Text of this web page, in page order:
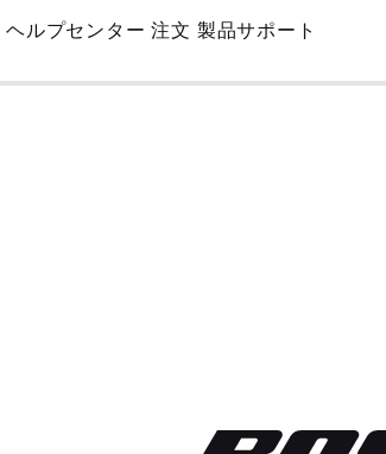
Skip
Main
ヘルプセンター 注文 製品サポート